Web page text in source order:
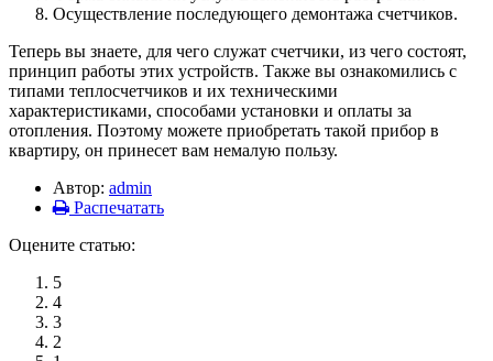
Осуществление последующего демонтажа счетчиков.
Теперь вы знаете, для чего служат счетчики, из чего состоят,
принцип работы этих устройств. Также вы ознакомились с
типами теплосчетчиков и их техническими
характеристиками, способами установки и оплаты за
отопления. Поэтому можете приобретать такой прибор в
квартиру, он принесет вам немалую пользу.
Автор: admin
Распечатать
Оцените статью:
5
4
3
2